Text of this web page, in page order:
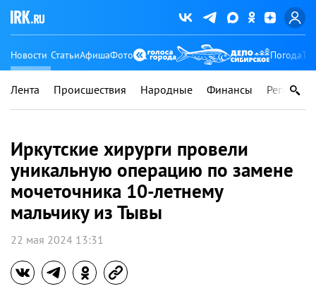
Новости СтатьиАфишаФото Погода
Лента Происшествия Народные Финансы Регионы
Иркутские хирурги провели
уникальную операцию по замене
мочеточника 10-летнему
мальчику из Тывы
22 мая 2024 13:31